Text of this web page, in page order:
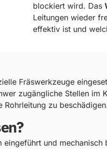
blockiert wird. Das
Leitungen wieder
effektiv ist und
Fräswerkzeuge
zugängliche Stellen
zu
und